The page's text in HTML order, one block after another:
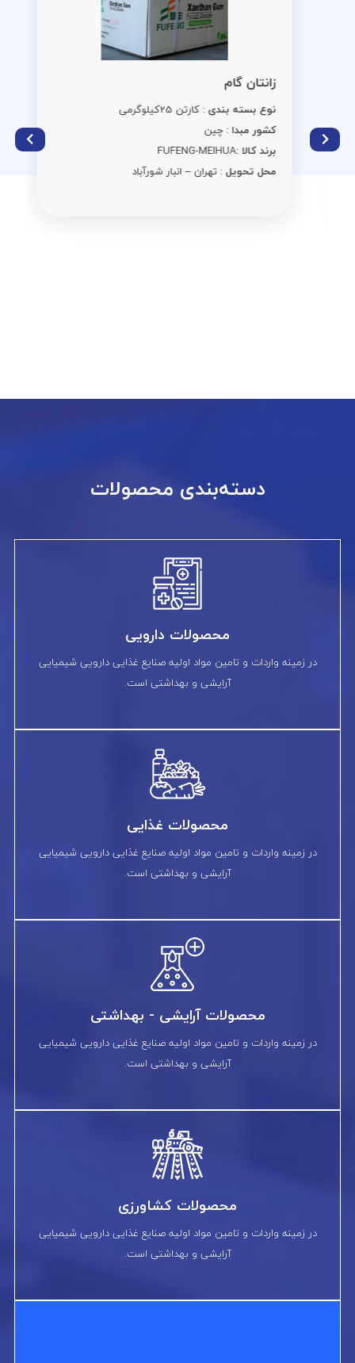
زانتان گام
نوع بسته بندی: کارتن 25کیلوگرمی
کشور مبدا: چین
برند کالا :FUFENG-MEIHUA
محل تحویل: تهران – انبار شورآباد
دسته‌بندی محصولات
محصولات دارویی
در زمینه واردات و تامین مواد اولیه صنایع غذایی دارویی شیمیایی
آرایشی و بهداشتی است.
محصولات غذایی
در زمینه واردات و تامین مواد اولیه صنایع غذایی دارویی شیمیایی
آرایشی و بهداشتی است.
محصولات آرایشی - بهداشتی
در زمینه واردات و تامین مواد اولیه صنایع غذایی دارویی شیمیایی
آرایشی و بهداشتی است.
محصولات کشاورزی
در زمینه واردات و تامین مواد اولیه صنایع غذایی دارویی شیمیایی
آرایشی و بهداشتی است.